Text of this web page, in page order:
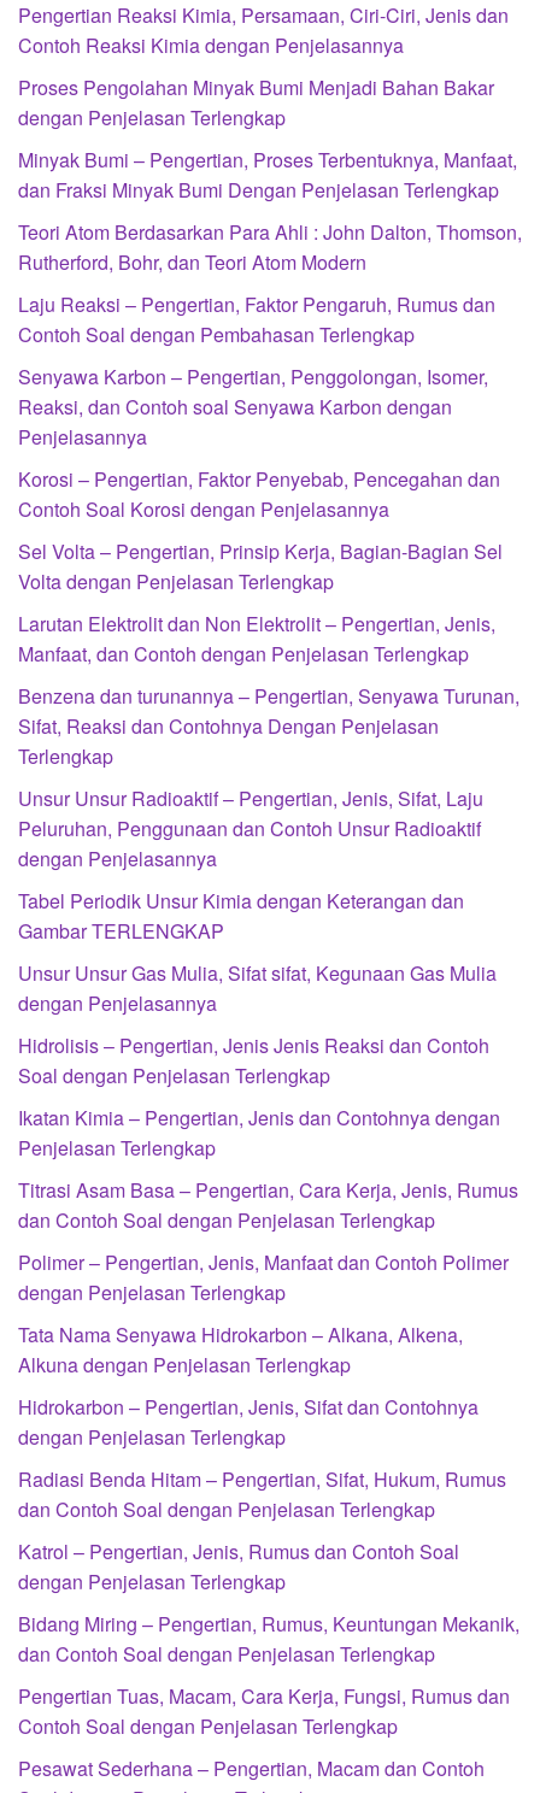
Pengertian Reaksi Kimia, Persamaan, Ciri-Ciri, Jenis dan
Contoh Reaksi Kimia dengan Penjelasannya
Proses Pengolahan Minyak Bumi Menjadi Bahan Bakar
dengan Penjelasan Terlengkap
Minyak Bumi – Pengertian, Proses Terbentuknya, Manfaat,
dan Fraksi Minyak Bumi Dengan Penjelasan Terlengkap
Teori Atom Berdasarkan Para Ahli : John Dalton, Thomson,
Rutherford, Bohr, dan Teori Atom Modern
Laju Reaksi – Pengertian, Faktor Pengaruh, Rumus dan
Contoh Soal dengan Pembahasan Terlengkap
Senyawa Karbon – Pengertian, Penggolongan, Isomer,
Reaksi, dan Contoh soal Senyawa Karbon dengan
Penjelasannya
Korosi – Pengertian, Faktor Penyebab, Pencegahan dan
Contoh Soal Korosi dengan Penjelasannya
Sel Volta – Pengertian, Prinsip Kerja, Bagian-Bagian Sel
Volta dengan Penjelasan Terlengkap
Larutan Elektrolit dan Non Elektrolit – Pengertian, Jenis,
Manfaat, dan Contoh dengan Penjelasan Terlengkap
Benzena dan turunannya – Pengertian, Senyawa Turunan,
Sifat, Reaksi dan Contohnya Dengan Penjelasan
Terlengkap
Unsur Unsur Radioaktif – Pengertian, Jenis, Sifat, Laju
Peluruhan, Penggunaan dan Contoh Unsur Radioaktif
dengan Penjelasannya
Tabel Periodik Unsur Kimia dengan Keterangan dan
Gambar TERLENGKAP
Unsur Unsur Gas Mulia, Sifat sifat, Kegunaan Gas Mulia
dengan Penjelasannya
Hidrolisis – Pengertian, Jenis Jenis Reaksi dan Contoh
Soal dengan Penjelasan Terlengkap
Ikatan Kimia – Pengertian, Jenis dan Contohnya dengan
Penjelasan Terlengkap
Titrasi Asam Basa – Pengertian, Cara Kerja, Jenis, Rumus
dan Contoh Soal dengan Penjelasan Terlengkap
Polimer – Pengertian, Jenis, Manfaat dan Contoh Polimer
dengan Penjelasan Terlengkap
Tata Nama Senyawa Hidrokarbon – Alkana, Alkena,
Alkuna dengan Penjelasan Terlengkap
Hidrokarbon – Pengertian, Jenis, Sifat dan Contohnya
dengan Penjelasan Terlengkap
Radiasi Benda Hitam – Pengertian, Sifat, Hukum, Rumus
dan Contoh Soal dengan Penjelasan Terlengkap
Katrol – Pengertian, Jenis, Rumus dan Contoh Soal
dengan Penjelasan Terlengkap
Bidang Miring – Pengertian, Rumus, Keuntungan Mekanik,
dan Contoh Soal dengan Penjelasan Terlengkap
Pengertian Tuas, Macam, Cara Kerja, Fungsi, Rumus dan
Contoh Soal dengan Penjelasan Terlengkap
Pesawat Sederhana – Pengertian, Macam dan Contoh